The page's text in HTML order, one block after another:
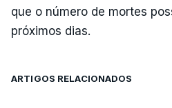
que o número de mortes
próximos dias.
ARTIGOS RELACIONADOS